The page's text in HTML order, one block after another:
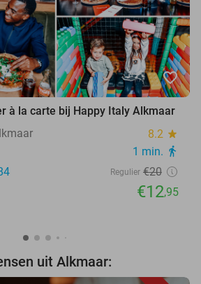
favorite_border
à la carte bij Happy Italy Alkmaar
8.2 star
1 min. directions_walk
Regulier €20
€12,95
uit Alkmaar: